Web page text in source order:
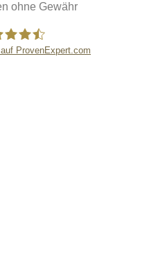
ohne Gewähr
ProvenExpert.com